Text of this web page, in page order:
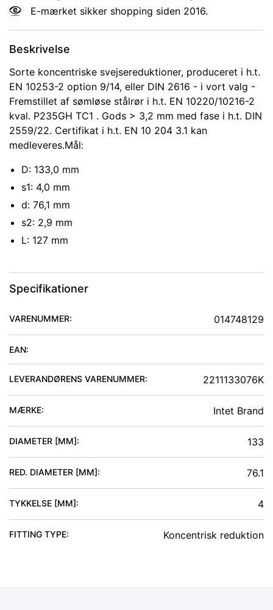
E-mærket sikker shopping siden 2016.
Beskrivelse
Sorte koncentriske svejsereduktioner, produceret i h.t.
EN 10253-2 option 9/14, eller DIN 2616 - i vort valg -
Fremstillet af sømløse stålrør i h.t. EN 10220/10216-2
kval. P235GH TC1 . Gods > 3,2 mm med fase i h.t. DIN
2559/22. Certifikat i h.t. EN 10 204 3.1 kan
medleveres.Mål:
D: 133,0 mm
s1: 4,0 mm
d: 76,1 mm
s2: 2,9 mm
L: 127 mm
Specifikationer
VARENUMMER: 014748129
EAN:
LEVERANDØRENS VARENUMMER: 2211133076K
MÆRKE: Intet Brand
DIAMETER [MM]: 133
RED. DIAMETER [MM]: 76.1
TYKKELSE [MM]: 4
FITTING TYPE: Koncentrisk reduktion